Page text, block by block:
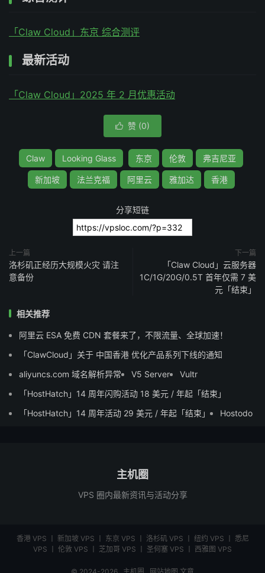
「Claw Cloud」东京 综合测评
最新活动
「Claw Cloud」2025 年 2 月优惠活动
 赞 (0)
Claw Looking Glass 东京 伦敦 弗吉尼亚
新加坡 法兰克福 阿里云 雅加达 香港
分享短链
上一篇
洛杉矶正经历大规模火灾 请注
意备份
下一篇
「Claw Cloud」云服务器
1C/1G/20G/0.5T 首年仅需 7 美
元「结束」
相关推荐
阿里云 ESA 免费 CDN 套餐来了，不限流量、全球加速！
「ClawCloud」关于 中国香港 优化产品系列下线的通知
aliyuncs.com 域名解析异常
V5 Server
Vultr
「HostHatch」14 周年闪购活动 18 美元 / 年起「结束」
「HostHatch」14 周年活动 29 美元 / 年起「结束」
Hostodo
主机圈
VPS 圈内最新资讯与活动分享
香港 VPS 丨 新加坡 VPS 丨 东京 VPS 丨 洛杉矶 VPS 丨 纽约 VPS 丨 悉尼
VPS 丨 伦敦 VPS 丨 芝加哥 VPS 丨 圣何塞 VPS 丨 西雅图 VPS
© 2024-2026 主机圈 网站地图 文章